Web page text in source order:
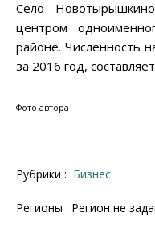
Село
центром
районе. Численность
за 2016 год,
Фото автора
Рубрики : Бизнес
Регионы : Регион не